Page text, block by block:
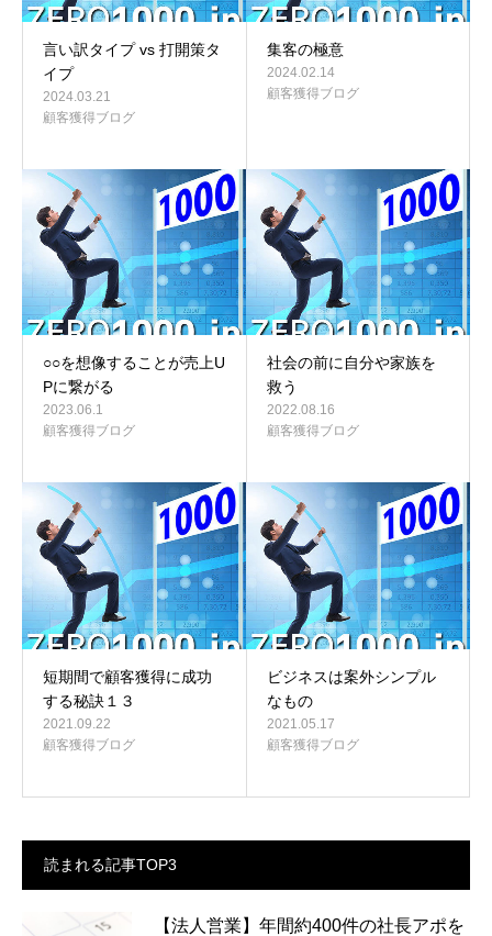
言い訳タイプ vs 打開策タ
イプ
2024.03.21
顧客獲得ブログ
集客の極意
2024.02.14
顧客獲得ブログ
○○を想像することが売上U
Pに繋がる
2023.06.1
顧客獲得ブログ
社会の前に自分や家族を
救う
2022.08.16
顧客獲得ブログ
短期間で顧客獲得に成功
する秘訣１３
2021.09.22
顧客獲得ブログ
ビジネスは案外シンプル
なもの
2021.05.17
顧客獲得ブログ
読まれる記事TOP3
【法人営業】年間約400件の社長アポを